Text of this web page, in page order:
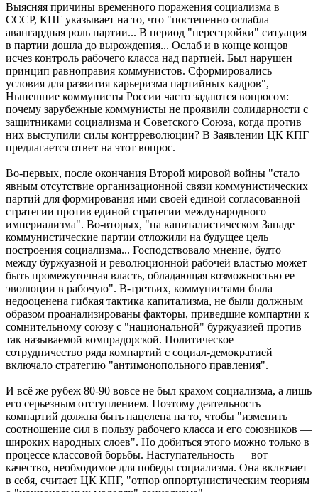
Выясняя причины временного поражения социализма в
СССР, КПГ указывает на то, что "постепенно ослабла
авангардная роль партии... В период "перестройки" ситуация
в партии дошла до вырождения... Ослаб и в конце концов
исчез контроль рабочего класса над партией. Был нарушен
принцип равноправия коммунистов. Сформировались
условия для развития карьеризма партийных кадров",
Нынешние коммунисты России часто задаются вопросом:
почему зарубежные коммунисты не проявили солидарности с
защитниками социализма и Советского Союза, когда против
них выступили силы контрреволюции? В Заявлении ЦК КПГ
предлагается ответ на этот вопрос.
Во-первых, после окончания Второй мировой войны "стало
явным отсутствие организационной связи коммунистических
партий для формирования ими своей единой согласованной
стратегии против единой стратегии международного
империализма". Во-вторых, "на капиталистическом Западе
коммунистические партии отложили на будущее цель
построения социализма... Господствовало мнение, будто
между буржуазной и революционной рабочей властью может
быть промежуточная власть, обладающая возможностью ее
эволюции в рабочую". В-третьих, коммунистами была
недооценена гибкая тактика капитализма, не были должным
образом проанализированы факторы, приведшие компартии к
сомнительному союзу с "национальной" буржуазией против
так называемой компрадорской. Политическое
сотрудничество ряда компартий с социал-демократией
включало стратегию "антимонопольного правления".
И всё же рубеж 80-90 вовсе не был крахом социализма, а лишь
его серьезным отступлением. Поэтому деятельность
компартий должна быть нацелена на то, чтобы "изменить
соотношение сил в пользу рабочего класса и его союзников —
широких народных слоев". Но добиться этого можно только в
процессе классовой борьбы. Наступательность — вот
качество, необходимое для победы социализма. Она включает
в себя, считает ЦК КПГ, "отпор оппортунистическим теориям